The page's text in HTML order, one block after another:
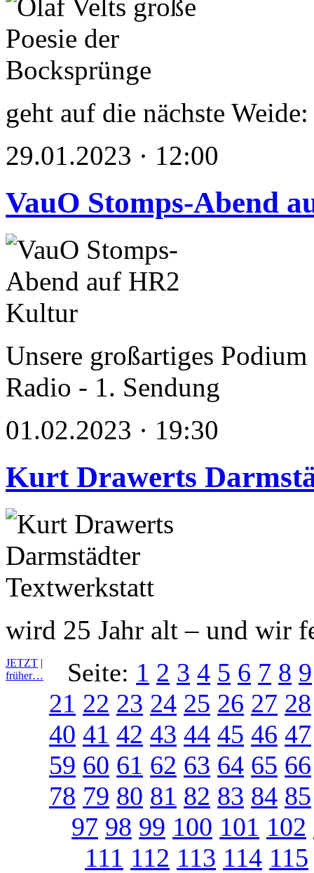
geht auf die nächste
29.01.2023 · 12:00
VauO Stomps-Abend
Unsere großartiges
Radio - 1. Sendung
01.02.2023 · 19:30
Kurt Drawerts
wird 25 Jahr alt – und wir
JETZT |
früher…
Seite: 1 2 3 4 5 6 7 8 9
21 22 23 24 25 26 27 28
40 41 42 43 44 45 46 47
59 60 61 62 63 64 65 66
78 79 80 81 82 83 84 85
97 98 99 100 101 102
111 112 113 114 115